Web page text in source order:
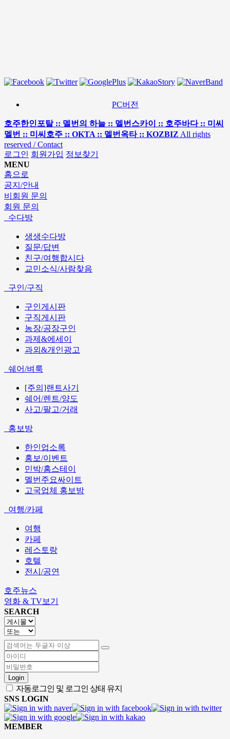
PC버전
호주한인포탈 :: 멜번의 하늘 :: 멜번스카이 :: 호주바다 :: 미씨
멜번 :: 미씨호주 :: OKTA :: 멜번옥타 :: KOZBIZ All rights
reserved / Contact
로그인 회원가입 정보찾기
MENU
홈으로
공지/안내
비회원 문의
회원 문의
수다방
생생수다방
질문/답변
친구/여행합시다
교민소식/사람찾음
구인/구직
구인게시판
구직게시판
농장/공장구인
과제&에세이
과외&개인광고
쉐어/벼룩
[주의]랜트사기
쉐어/렌트/양도
사고/팔고/거래
홍보방
한인업소록
홍보/이벤트
민박/홈스테이
멜번주요싸이트
고국업체 홍보방
여행/카페
여행
카페
레스토랑
호텔
전시/공연
호주뉴스
영화 & TV보기
SEARCH
Login
자동로그인 및 로그인 상태 유지
SNS LOGIN
MEMBER